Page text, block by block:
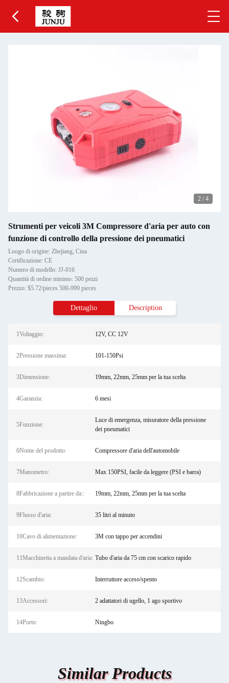
2 / 4
Strumenti per veicoli 3M Compressore d'aria per auto con
funzione di controllo della pressione dei pneumatici
Luogo di origine: Zhejiang, Cina
Certificazione: CE
Numero di modello: JJ-016
Quantità di ordine minimo: 500 pezzi
Prezzo: $5.72/pieces 500-999 pieces
Dettaglio Description
1Voltaggio: 12V, CC 12V
2Pressione massima: 101-150Psi
3Dimensione: 19mm, 22mm, 25mm per la tua scelta
4Garanzia: 6 mesi
5Funzione:
Luce di emergenza, misuratore della pressione
dei pneumatici
6Nome del prodotto: Compressore d'aria dell'automobile
7Manometro: Max 150PSI, facile da leggere (PSI e barra)
8Fabbricazione a partire da:: 19mm, 22mm, 25mm per la tua scelta
9Flusso d'aria: 35 litri al minuto
10Cavo di alimentazione: 3M con tappo per accendini
11Macchinetta a mandata d'aria: Tubo d'aria da 75 cm con scarico rapido
12Scambio: Interruttore acceso/spento
13Accessori: 2 adattatori di ugello, 1 ago sportivo
14Porto: Ningbo
Similar Products